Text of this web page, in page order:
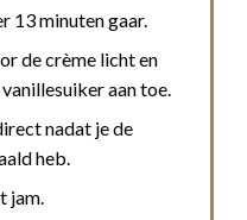
13 minuten gaar.
de crème licht en
aan toe.
nadat je de
heb.
jam.